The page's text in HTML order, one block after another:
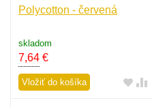
Polycotton - červená
skladom
7,64 €
Vložiť do košíka